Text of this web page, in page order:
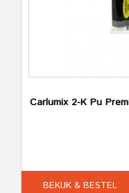
Carlumix 2-K Pu
BEKIJK & BESTEL